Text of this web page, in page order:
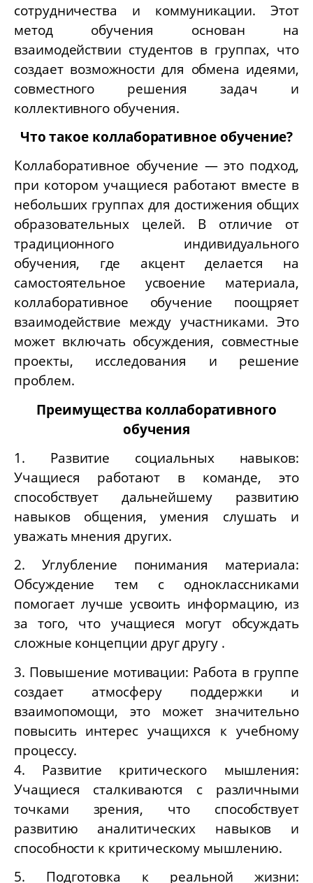
сотрудничества и коммуникации. Этот
метод обучения основан на
взаимодействии студентов в группах, что
создает возможности для обмена идеями,
совместного решения задач и
коллективного обучения.
Что такое коллаборативное обучение?
Коллаборативное обучение — это подход,
при котором учащиеся работают вместе в
небольших группах для достижения общих
образовательных целей. В отличие от
традиционного индивидуального
обучения, где акцент делается на
самостоятельное усвоение материала,
коллаборативное обучение поощряет
взаимодействие между участниками. Это
может включать обсуждения, совместные
проекты, исследования и решение
проблем.
Преимущества коллаборативного
обучения
1. Развитие социальных навыков:
Учащиеся работают в команде, это
способствует дальнейшему развитию
навыков общения, умения слушать и
уважать мнения других.
2. Углубление понимания материала:
Обсуждение тем с одноклассниками
помогает лучше усвоить информацию, из
за того, что учащиеся могут обсуждать
сложные концепции друг другу .
3. Повышение мотивации: Работа в группе
создает атмосферу поддержки и
взаимопомощи, это может значительно
повысить интерес учащихся к учебному
процессу.
4. Развитие критического мышления:
Учащиеся сталкиваются с различными
точками зрения, что способствует
развитию аналитических навыков и
способности к критическому мышлению.
5. Подготовка к реальной жизни: